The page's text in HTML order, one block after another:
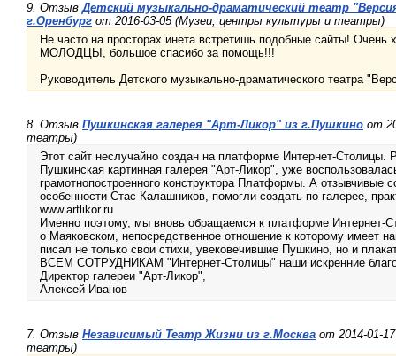
9. ОтзывДетский музыкально-драматический театр
г.Оренбург от 2016-03-05 (Музеи, центры культуры и театры)
Не часто на просторах инета встретишь подобные сайты!
МОЛОДЦЫ, большое спасибо за помощь!!!
Руководитель Детского музыкально-драматического театра
8. Отзыв Пушкинская галерея "Арт-Ликор" из г.Пушкино от
театры)
Этот сайт неслучайно создан на платформе Интернет-Столицы.
Пушкинская картинная галерея "Арт-Ликор", уже
грамотнопостроенного конструктора Платформы. А отзывчивые
особенности Стас Калашников, помогли создать по галерее,
www.artlikor.ru
Именно поэтому, мы вновь обращаемся к платформе Интернет-
о Маяковском, непосредственное отношение к которому имеет
писал не только свои стихи, увековечившие Пушкино, но и
ВСЕМ СОТРУДНИКАМ "Интернет-Столицы" наши искренние
Директор галереи "Арт-Ликор",
Алексей Иванов
7. Отзыв Независимый Театр Жизни из г.Москва от 2014-01-
театры)